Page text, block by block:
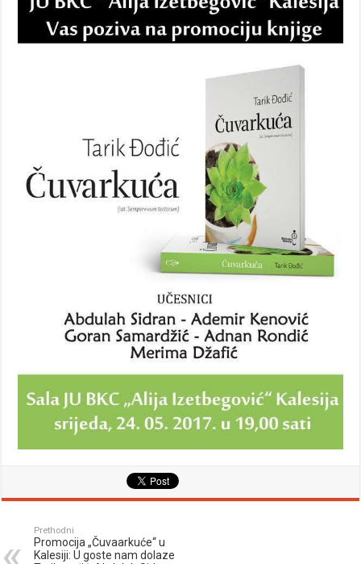
Prethodni
Promocija „Čuvaarkuće“ u
Kalesiji: U goste nam dolaze